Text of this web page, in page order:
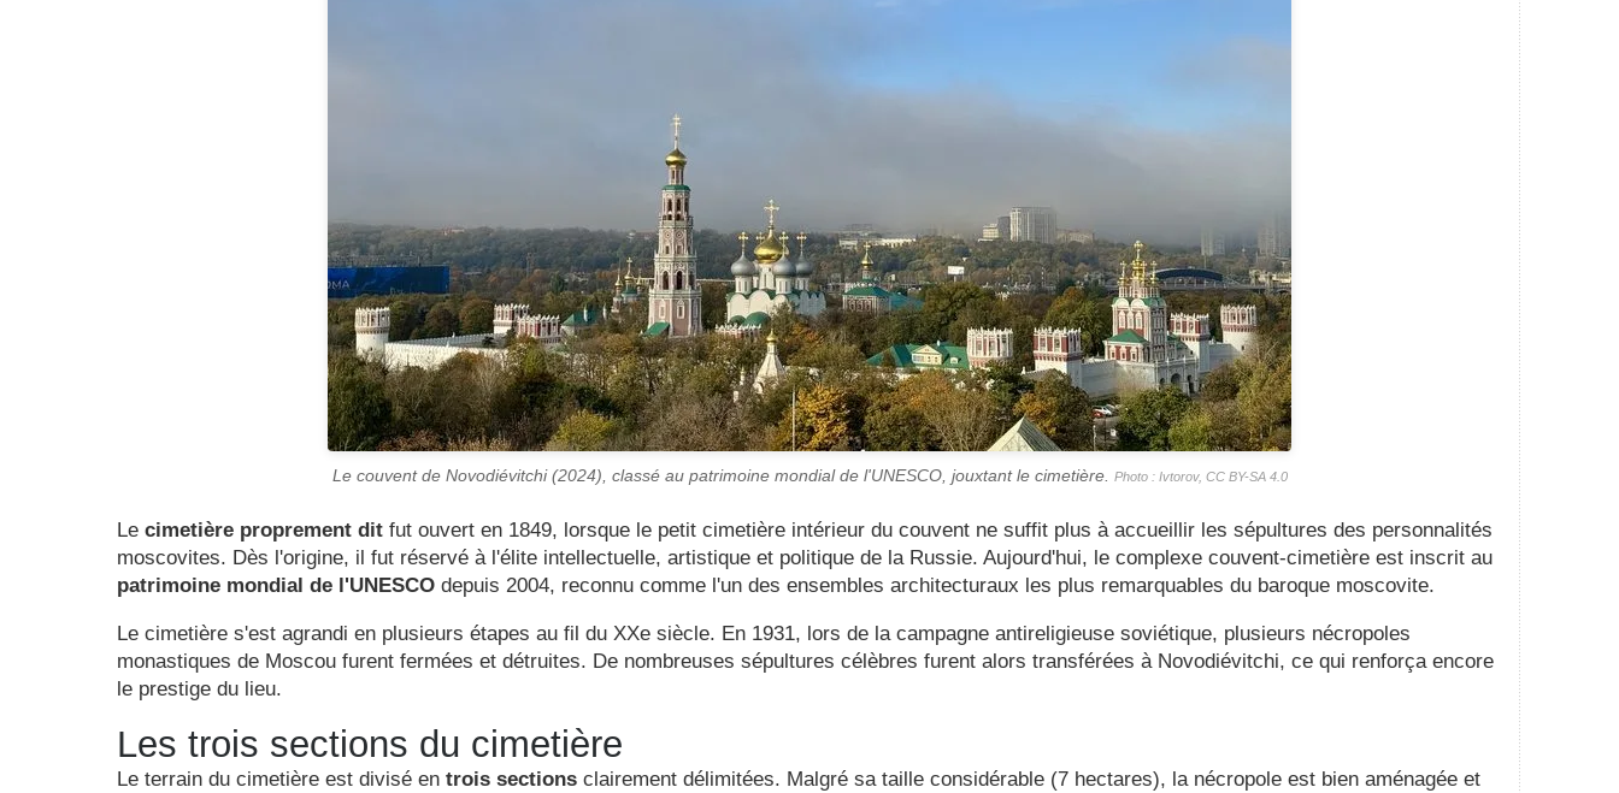
Le couvent de Novodiévitchi (2024), classé au patrimoine mondial de l'UNESCO, jouxtant le cimetière. Photo : Ivtorov, CC BY-SA 4.0
Le cimetière proprement dit fut ouvert en 1849, lorsque le petit cimetière intérieur du couvent ne suffit plus à accueillir les sépultures des personnalités
moscovites. Dès l'origine, il fut réservé à l'élite intellectuelle, artistique et politique de la Russie. Aujourd'hui, le complexe couvent-cimetière est inscrit au
patrimoine mondial de l'UNESCO depuis 2004, reconnu comme l'un des ensembles architecturaux les plus remarquables du baroque moscovite.
Le cimetière s'est agrandi en plusieurs étapes au fil du XXe siècle. En 1931, lors de la campagne antireligieuse soviétique, plusieurs nécropoles
monastiques de Moscou furent fermées et détruites. De nombreuses sépultures célèbres furent alors transférées à Novodiévitchi, ce qui renforça encore
le prestige du lieu.
Les trois sections du cimetière
Le terrain du cimetière est divisé en trois sections clairement délimitées. Malgré sa taille considérable (7 hectares), la nécropole est bien aménagée et